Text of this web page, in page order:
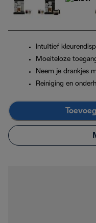
Intuïtief
Moeiteloze
Neem je drankjes
Reiniging en